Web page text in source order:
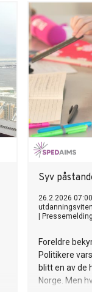
lunge og
slå alarm.
Syv
26.2.2026
Pressemelding
Foreldre
Politikere
blitt en av de
Norge. Men